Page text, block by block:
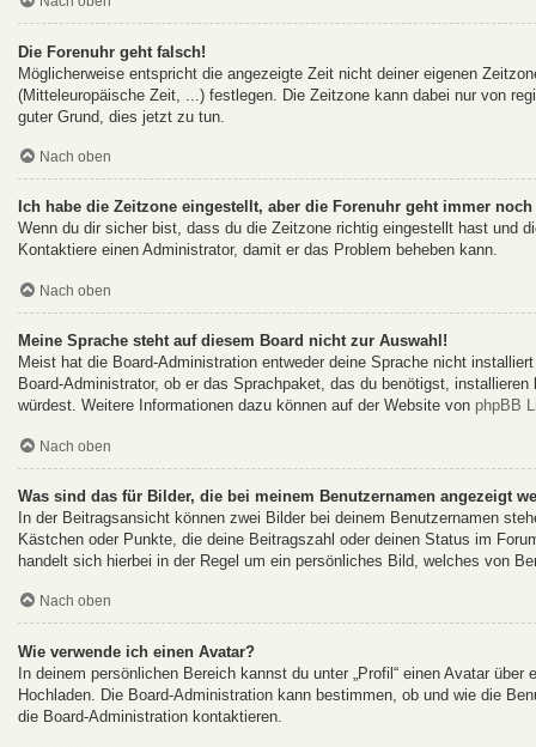
Die Forenuhr geht falsch!
Möglicherweise entspricht die angezeigte Zeit nicht deiner eigenen
(Mitteleuropäische Zeit, ...) festlegen. Die Zeitzone kann dabei nur von
guter Grund, dies jetzt zu tun.
Nach oben
Ich habe die Zeitzone eingestellt, aber die Forenuhr geht immer
Wenn du dir sicher bist, dass du die Zeitzone richtig eingestellt hast und
Kontaktiere einen Administrator, damit er das Problem beheben kann.
Nach oben
Meine Sprache steht auf diesem Board nicht zur Auswahl!
Meist hat die Board-Administration entweder deine Sprache nicht
Board-Administrator, ob er das Sprachpaket, das du benötigst,
würdest. Weitere Informationen dazu können auf der Website von phpBB
Nach oben
Was sind das für Bilder, die bei meinem Benutzernamen angezeigt
In der Beitragsansicht können zwei Bilder bei deinem Benutzernamen
Kästchen oder Punkte, die deine Beitragszahl oder deinen Status im
handelt sich hierbei in der Regel um ein persönliches Bild, welches von
Nach oben
Wie verwende ich einen Avatar?
In deinem persönlichen Bereich kannst du unter „Profil“ einen Avatar
Hochladen. Die Board-Administration kann bestimmen, ob und wie die
die Board-Administration kontaktieren.